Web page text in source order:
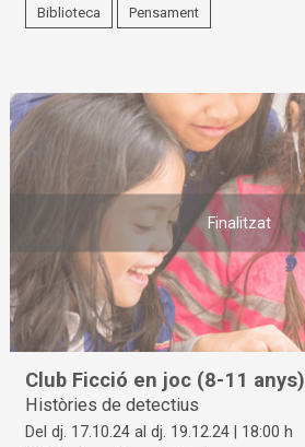
Biblioteca Pensament
Finalitzat
Club Ficció en joc (8-11 anys)
Històries de detectius
Del dj. 17.10.24 al dj. 19.12.24 | 18:00 h